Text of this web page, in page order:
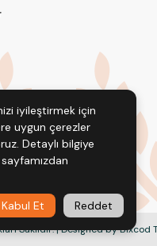
Saklıdır. | Designed by Bixcod
iyileştirmek için
uygun çerezler
Detaylı bilgiye
sayfamızdan
Kabul Et
Reddet